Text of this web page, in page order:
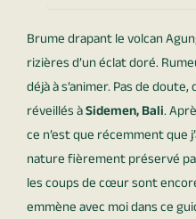
Brume drapant le volcan
rizières d’un éclat doré.
déjà à s’animer. Pas de
réveillés àSidemen, Bali.
ce n’est que récemment que
nature fièrement préservé
les coups de cœur sont
emmène avec moi dans ce